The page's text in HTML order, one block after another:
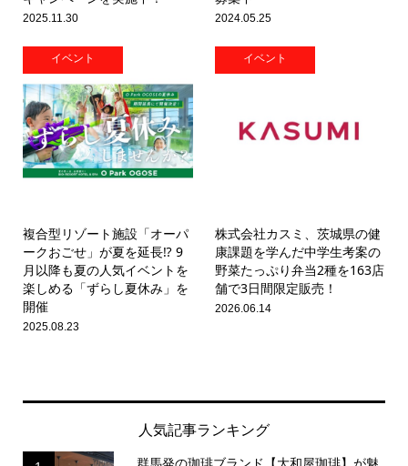
2025.11.30 2024.05.25
イベント
複合型リゾート施設「オーパ
ークおごせ」が夏を延長⁉ 9
月以降も夏の人気イベントを
楽しめる「ずらし夏休み」を
開催
2025.08.23
イベント
株式会社カスミ、茨城県の健
康課題を学んだ中学生考案の
野菜たっぷり弁当2種を163店
舗で3日間限定販売！
2026.06.14
人気記事ランキング